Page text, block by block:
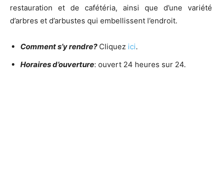
restauration et de cafétéria, ainsi que d’une variété
d’arbres et d’arbustes qui embellissent l’endroit.
Comment s’y rendre?Cliquez ici.
Horaires d’ouverture: ouvert 24 heures sur 24.